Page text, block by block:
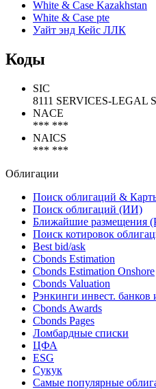
White & Case Kazakhstan
White & Case pte
Уайт энд Кейс ЛЛК
Коды
SIC
8111 SERVICES-LEGAL
NACE
*** ***
NAICS
*** ***
Облигации
Поиск облигаций &
Поиск облигаций (ИИ)
Ближайшие размещения
Поиск котировок
Best bid/ask
Cbonds Estimation
Cbonds Estimation Onshore
Cbonds Valuation
Рэнкинги инвест. банков
Cbonds Awards
Cbonds Pages
Ломбардные списки
ЦФА
ESG
Сукук
Самые популярные